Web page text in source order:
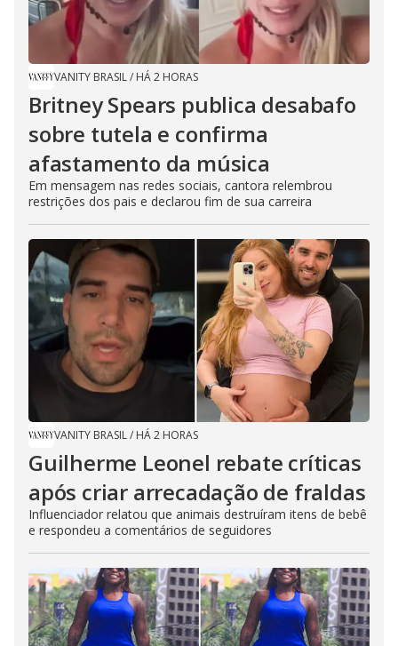
VANITY BRASIL/ HÁ 2 HORAS
Britney Spears publica desabafo
sobre tutela e confirma
afastamento da música
Em mensagem nas redes sociais, cantora relembrou
restrições dos pais e declarou fim de sua carreira
VANITY BRASIL/ HÁ 2 HORAS
Guilherme Leonel rebate críticas
após criar arrecadação de fraldas
Influenciador relatou que animais destruíram itens de bebê
e respondeu a comentários de seguidores